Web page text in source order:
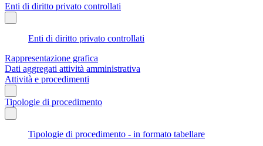
Enti di diritto privato controllati
Enti di diritto privato controllati
Rappresentazione grafica
Dati aggregati attività amministrativa
Attività e procedimenti
Tipologie di procedimento
Tipologie di procedimento - in formato tabellare